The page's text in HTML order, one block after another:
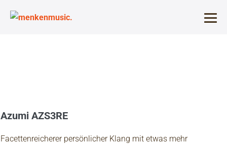
Inhalt
Azumi AZS3RE
Facettenreicherer persönlicher Klang mit etwas mehr